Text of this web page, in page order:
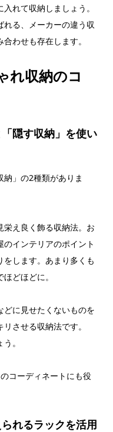
れて収納しましょう。
る、メーカーの違う収
わせも存在します。
れ収納のコ
隠す収納」を使い
」の2種類がありま
栄え良く飾る収納法。お
インテリアのポイント
します。あまり多くも
どほどに。
に見せたくないものを
させる収納法です。
。
コーディネートにも役
れるラックを活用